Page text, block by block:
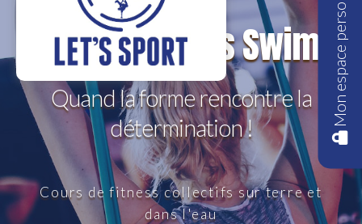
Let's Fit | Let's Swim
Quand la forme rencontre la
détermination !
Cours de fitness collectifs sur terre et
dans l'eau
Mon espace perso